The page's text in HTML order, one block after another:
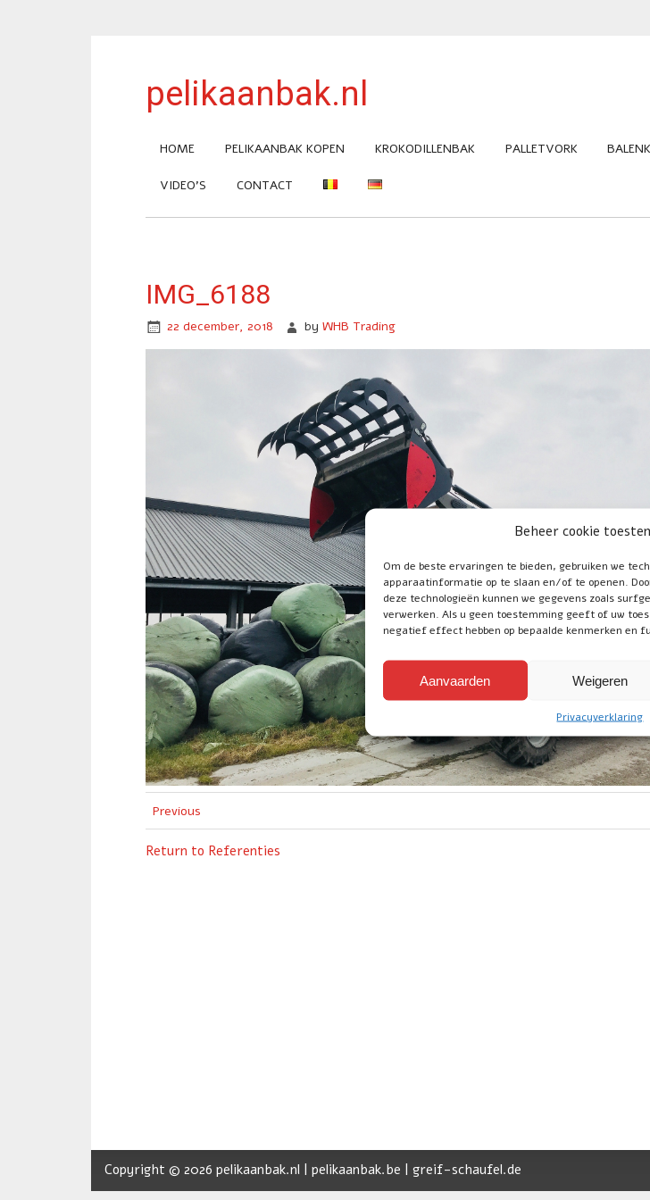
Beheer cookie
Om de beste ervaringen te bieden, gebruiken we
apparaatinformatie op te slaan en/of te openen.
deze technologieën kunnen we gegevens zoals
verwerken. Als u geen toestemming geeft of uw
negatief effect hebben op bepaalde kenmerken en
Aanvaarden Weigeren
Privacyverklaring
pelikaanbak.nl
HOME PELIKAANBAK KOPEN KROKODILLENBAK PALLETVORK
VIDEO’S CONTACT
IMG_6188
22 december, 2018 by WHB Trading
Previous
Return to Referenties
Copyright © 2026 pelikaanbak.nl | pelikaanbak.be | greif-schaufel.de